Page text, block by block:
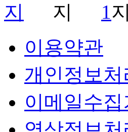
1
이용약관
개인정보처
이메일수집